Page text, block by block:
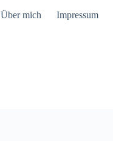
Über mich Impressum